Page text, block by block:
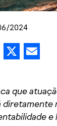
2024
LinkedIn
X
que
diretamente
e